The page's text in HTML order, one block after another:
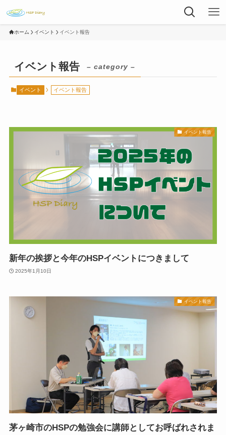
ホーム イベント イベント報告
イベント報告 – category –
イベント イベント報告
イベント報告
新年の挨拶と今年のHSPイベントにつきまして
2025年1月10日
イベント報告
茅ヶ崎市のHSPの勉強会に講師としてお呼ばれされま